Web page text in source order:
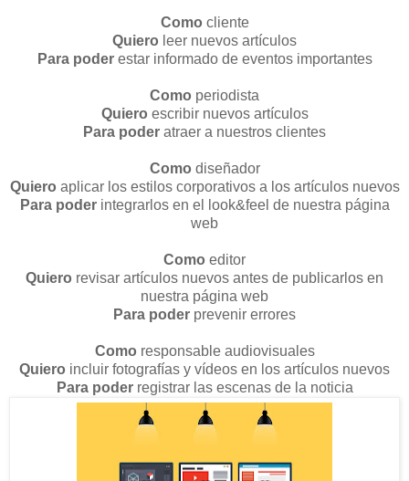
Como cliente
Quiero leer nuevos artículos
Para poderestar informado de eventos importantes
Como periodista
Quiero escribir nuevos artículos
Para poder atraer a nuestros clientes
Como diseñador
Quiero aplicar los estilos corporativos a los artículos nuevos
Para poderintegrarlos en el look&feel de nuestra página
web
Como editor
Quiero revisar artículos nuevos antes de publicarlos en
nuestra página web
Para poder prevenir errores
Como responsable audiovisuales
Quiero incluir fotografías y vídeos en los artículos nuevos
Para poderregistrar las escenas de la noticia